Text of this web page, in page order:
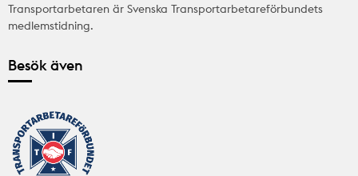
Transportarbetaren är Svenska Transportarbetareförbundets
medlemstidning.
Besök även